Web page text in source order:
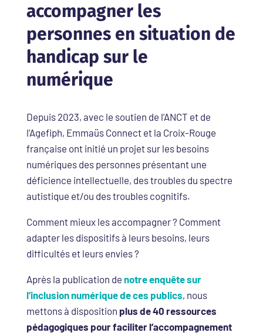
accompagner les
personnes en situation de
handicap sur le
numérique
Depuis 2023, avec le soutien de l’ANCT et de
l’Agefiph, Emmaüs Connect et la Croix-Rouge
française ont initié un projet sur les besoins
numériques des personnes présentant une
déficience intellectuelle, des troubles du spectre
autistique et/ou des troubles cognitifs.
Comment mieux les accompagner ? Comment
adapter les dispositifs à leurs besoins, leurs
difficultés et leurs envies ?
Après la publication de notre enquête sur
l’inclusion numérique de ces publics, nous
mettons à disposition plus de 40 ressources
pédagogiques pour faciliter l’accompagnement